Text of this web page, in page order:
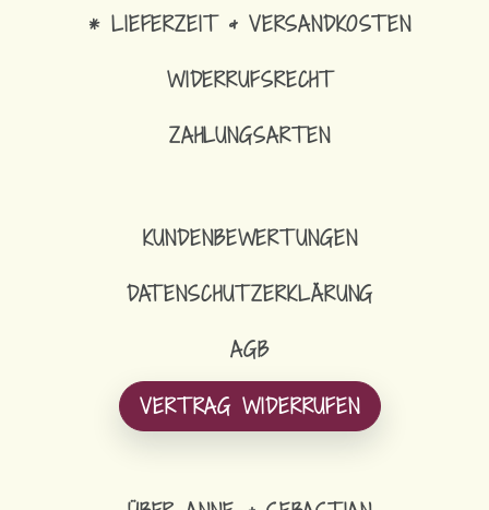
* LIEFERZEIT & VERSANDKOSTEN
WIDERRUFSRECHT
ZAHLUNGSARTEN
KUNDENBEWERTUNGEN
DATENSCHUTZERKLÄRUNG
AGB
VERTRAG WIDERRUFEN